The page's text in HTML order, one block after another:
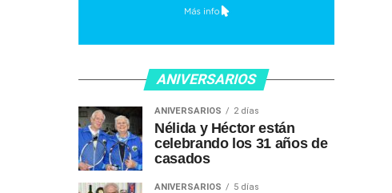
ANIVERSARIOS
ANIVERSARIOS 2 días
Nélida y Héctor están
celebrando los 31 años de
casados
ANIVERSARIOS 5 días